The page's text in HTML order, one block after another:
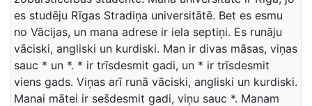
es studēju Rīgas Stradiņa universitātē. Bet es esmu
no Vācijas, un mana adrese ir iela septiņi. Es runāju
vāciski, angliski un kurdiski. Man ir divas māsas, viņas
sauc * un *. * ir trīsdesmit gadi, un * ir trīsdesmit
viens gads. Viņas arī runā vāciski, angliski un kurdiski.
Manai mātei ir sešdesmit gadi, viņu sauc *. Manam